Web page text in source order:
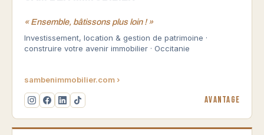
« Ensemble, bâtissons plus loin ! »
Investissement, location & gestion de patrimoine ·
construire votre avenir immobilier · Occitanie
sambenimmobilier.com ›
Avantage